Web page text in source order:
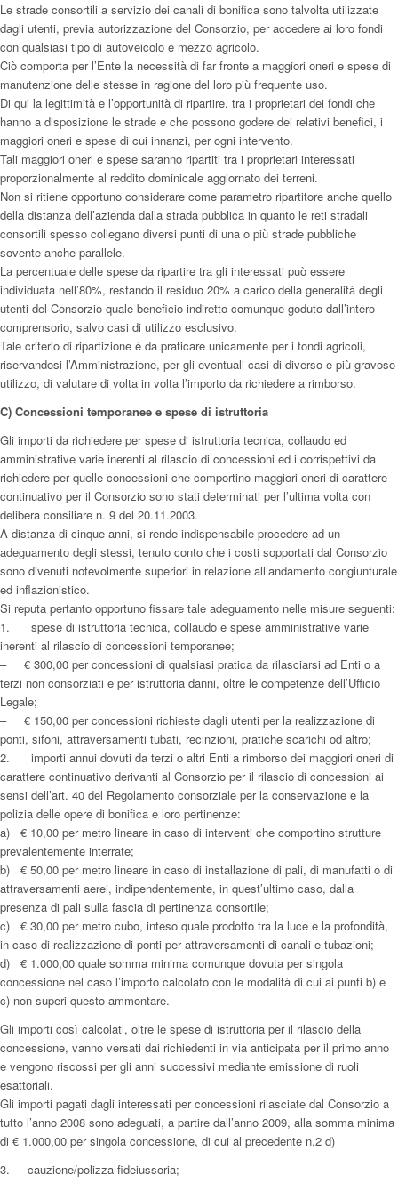
Le strade consortili a servizio dei canali di bonifica sono talvolta utilizzate
dagli utenti, previa autorizzazione del Consorzio, per accedere ai loro fondi
con qualsiasi tipo di autoveicolo e mezzo agricolo.
Ciò comporta per l’Ente la necessità di far fronte a maggiori oneri e spese di
manutenzione delle stesse in ragione del loro più frequente uso.
Di qui la legittimità e l’opportunità di ripartire, tra i proprietari dei fondi che
hanno a disposizione le strade e che possono godere dei relativi benefici, i
maggiori oneri e spese di cui innanzi, per ogni intervento.
Tali maggiori oneri e spese saranno ripartiti tra i proprietari interessati
proporzionalmente al reddito dominicale aggiornato dei terreni.
Non si ritiene opportuno considerare come parametro ripartitore anche quello
della distanza dell’azienda dalla strada pubblica in quanto le reti stradali
consortili spesso collegano diversi punti di una o più strade pubbliche
sovente anche parallele.
La percentuale delle spese da ripartire tra gli interessati può essere
individuata nell’80%, restando il residuo 20% a carico della generalità degli
utenti del Consorzio quale beneficio indiretto comunque goduto dall’intero
comprensorio, salvo casi di utilizzo esclusivo.
Tale criterio di ripartizione é da praticare unicamente per i fondi agricoli,
riservandosi l’Amministrazione, per gli eventuali casi di diverso e più gravoso
utilizzo, di valutare di volta in volta l’importo da richiedere a rimborso.
C) Concessioni temporanee e spese di istruttoria
Gli importi da richiedere per spese di istruttoria tecnica, collaudo ed
amministrative varie inerenti al rilascio di concessioni ed i corrispettivi da
richiedere per quelle concessioni che comportino maggiori oneri di carattere
continuativo per il Consorzio sono stati determinati per l’ultima volta con
delibera consiliare n. 9 del 20.11.2003.
A distanza di cinque anni, si rende indispensabile procedere ad un
adeguamento degli stessi, tenuto conto che i costi sopportati dal Consorzio
sono divenuti notevolmente superiori in relazione all’andamento congiunturale
ed inflazionistico.
Si reputa pertanto opportuno fissare tale adeguamento nelle misure seguenti:
1. spese di istruttoria tecnica, collaudo e spese amministrative varie
inerenti al rilascio di concessioni temporanee;
– € 300,00 per concessioni di qualsiasi pratica da rilasciarsi ad Enti o a
terzi non consorziati e per istruttoria danni, oltre le competenze dell’Ufficio
Legale;
– € 150,00 per concessioni richieste dagli utenti per la realizzazione di
ponti, sifoni, attraversamenti tubati, recinzioni, pratiche scarichi od altro;
2. importi annui dovuti da terzi o altri Enti a rimborso dei maggiori oneri di
carattere continuativo derivanti al Consorzio per il rilascio di concessioni ai
sensi dell’art. 40 del Regolamento consorziale per la conservazione e la
polizia delle opere di bonifica e loro pertinenze:
a) € 10,00 per metro lineare in caso di interventi che comportino strutture
prevalentemente interrate;
b) € 50,00 per metro lineare in caso di installazione di pali, di manufatti o di
attraversamenti aerei, indipendentemente, in quest’ultimo caso, dalla
presenza di pali sulla fascia di pertinenza consortile;
c) € 30,00 per metro cubo, inteso quale prodotto tra la luce e la profondità,
in caso di realizzazione di ponti per attraversamenti di canali e tubazioni;
d) € 1.000,00 quale somma minima comunque dovuta per singola
concessione nel caso l’importo calcolato con le modalità di cui ai punti b) e
c) non superi questo ammontare.
Gli importi così calcolati, oltre le spese di istruttoria per il rilascio della
concessione, vanno versati dai richiedenti in via anticipata per il primo anno
e vengono riscossi per gli anni successivi mediante emissione di ruoli
esattoriali.
Gli importi pagati dagli interessati per concessioni rilasciate dal Consorzio a
tutto l’anno 2008 sono adeguati, a partire dall’anno 2009, alla somma minima
di € 1.000,00 per singola concessione, di cui al precedente n.2 d)
3. cauzione/polizza fideiussoria;